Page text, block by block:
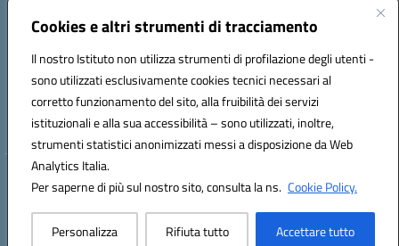
Cookies e altri strumenti di tracciamento
Il nostro Istituto non utilizza strumenti di profilazione degli utenti -
sono utilizzati esclusivamente cookies tecnici necessari al
corretto funzionamento del sito, alla fruibilità dei servizi
istituzionali e alla sua accessibilità – sono utilizzati, inoltre,
strumenti statistici anonimizzati messi a disposizione da Web
Analytics Italia.
Per saperne di più sul nostro sito, consulta la ns. Cookie Policy.
Personalizza Rifiuta tutto Accettare tutto
Centralino:
Posta elettronica certificata (PEC):saic815005@pec.istruzione.it
Codice fiscale: 84001740657
Codice meccanografico:SAIC815005
Codice Indice delle Pubbliche Amministrazioni (IPA): istsc_SAIC815005
Codice unico di fatturazione (CUF): UFDQ9V
Hosting & Powered by 3D Solution S.r.l.
Concept & Design by Designers Italia